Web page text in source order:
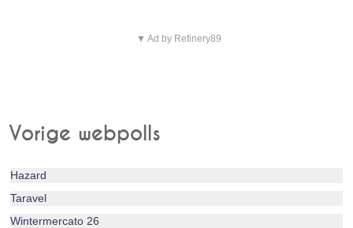
▼ Ad by Refinery89
Vorige webpolls
Hazard
Taravel
Wintermercato 26